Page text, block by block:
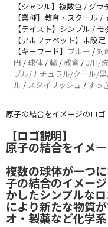
【ジャンル】複数色 / グラ
【業種】教育・スクール /
【テイスト】シンプル /
【アルファベット】未設定
【キーワード】 ブルー /対
円 /球体 /輪 / 教育 / J/H/
プル/ナチュラル/クール/
ル / スタイリッシュ / すっ
原子の結合をイメージのロゴ
【ロゴ説明】
原子の結合をイメー
複数の球体が一つ
子の結合のイメー
かしたシンプルな
により新たな物質
オ・製薬など化学系